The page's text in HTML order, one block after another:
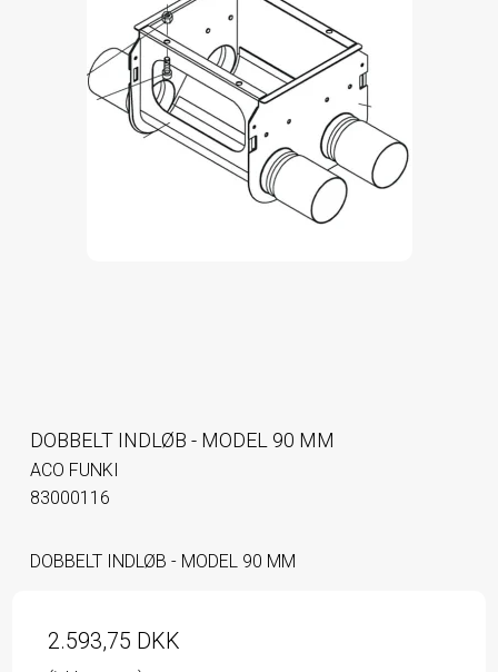
DOBBELT INDLØB - MODEL 90 MM
ACO FUNKI
83000116
DOBBELT INDLØB - MODEL 90 MM
2.593,75 DKK